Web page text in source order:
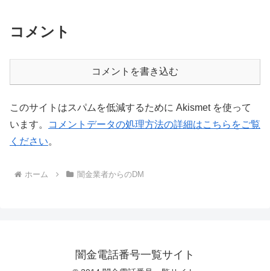
コメント
コメントを書き込む
このサイトはスパムを低減するために Akismet を使って
います。
コメントデータの処理方法の詳細はこちらをご覧
ください。
ホーム 闇金業者からのDM
闇金電話番号一覧サイト